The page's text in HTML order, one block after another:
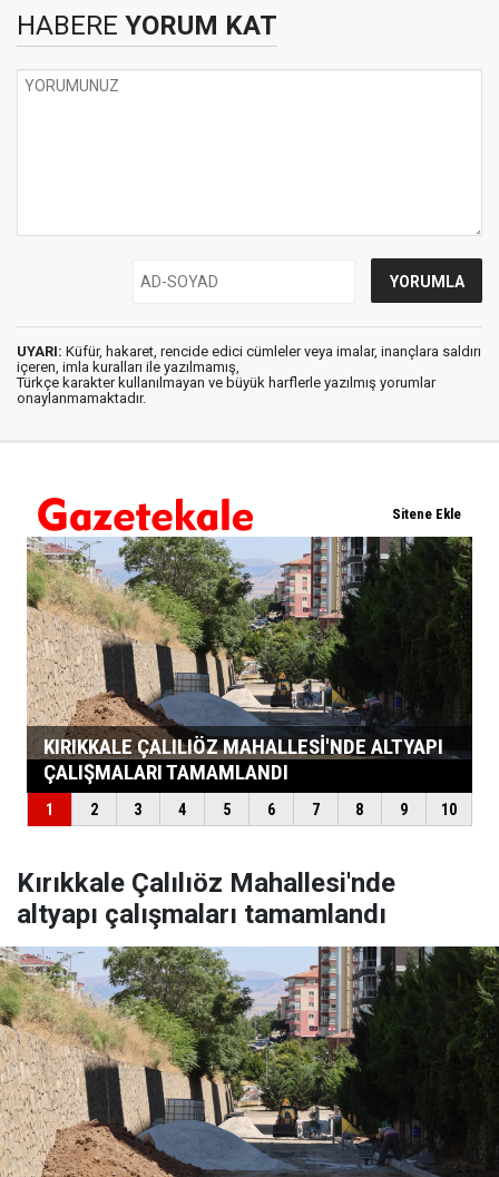
HABERE YORUM KAT
UYARI: Küfür, hakaret, rencide edici cümleler veya imalar, inançlara saldırı
içeren, imla kuralları ile yazılmamış,
Türkçe karakter kullanılmayan ve büyük harflerle yazılmış yorumlar
onaylanmamaktadır.
Kırıkkale Çalılıöz Mahallesi'nde
altyapı çalışmaları tamamlandı